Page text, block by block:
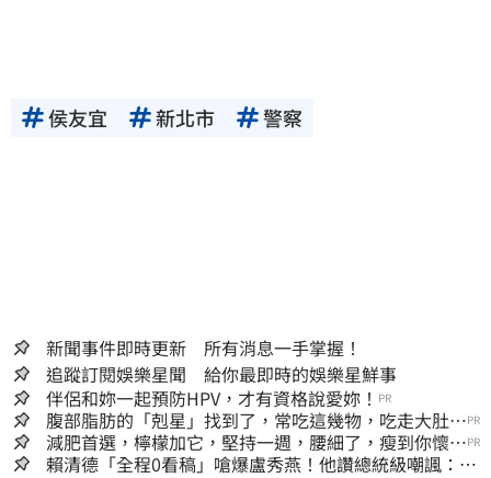
侯友宜 新北市 警察
新聞事件即時更新 所有消息一手掌握！
追蹤訂閱娛樂星聞 給你最即時的娛樂星鮮事
伴侶和妳一起預防HPV，才有資格說愛妳！ PR
腹部脂肪的「剋星」找到了，常吃這幾物，吃走大肚
囊，瘦出小蠻腰
PR
減肥首選，檸檬加它，堅持一週，腰細了，瘦到你懷疑
人生
PR
賴清德「全程0看稿」嗆爆盧秀燕！他讚總統級嘲諷：把